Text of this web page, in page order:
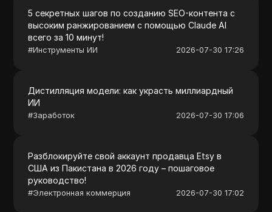
5 секретных шагов по созданию SEO-контента с
высоким ранжированием с помощью Claude AI
всего за 10 минут!
#Инструменты ИИ 2026-07-30 17:26
Дистилляция модели: как украсть миллиардный
ИИ
#Заработок 2026-07-30 17:06
Разблокируйте свой аккаунт продавца Etsy в
США из Пакистана в 2026 году – пошаговое
руководство!
#Электронная коммерция 2026-07-30 17:02